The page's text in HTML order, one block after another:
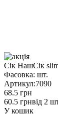
Сік НашСік
Фасовка: шт.
Артикул:7090
68.5 грн
60.5 грнвід 2
У кошик